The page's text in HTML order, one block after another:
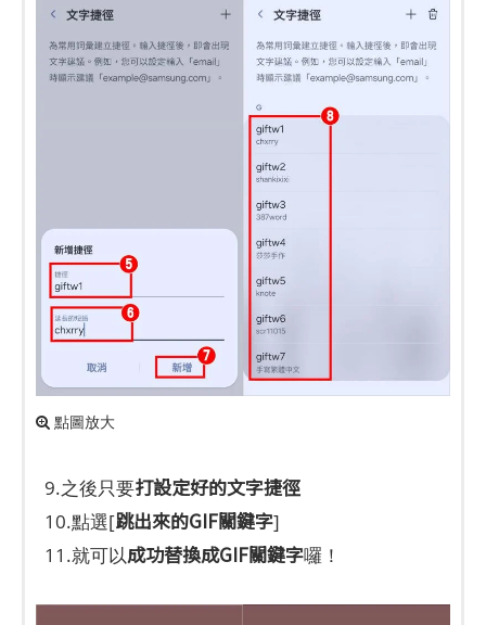
點圖放大
9.之後只要打設定好的文字捷徑
10.點選[跳出來的GIF關鍵字]
11.就可以成功替換成GIF關鍵字囉！